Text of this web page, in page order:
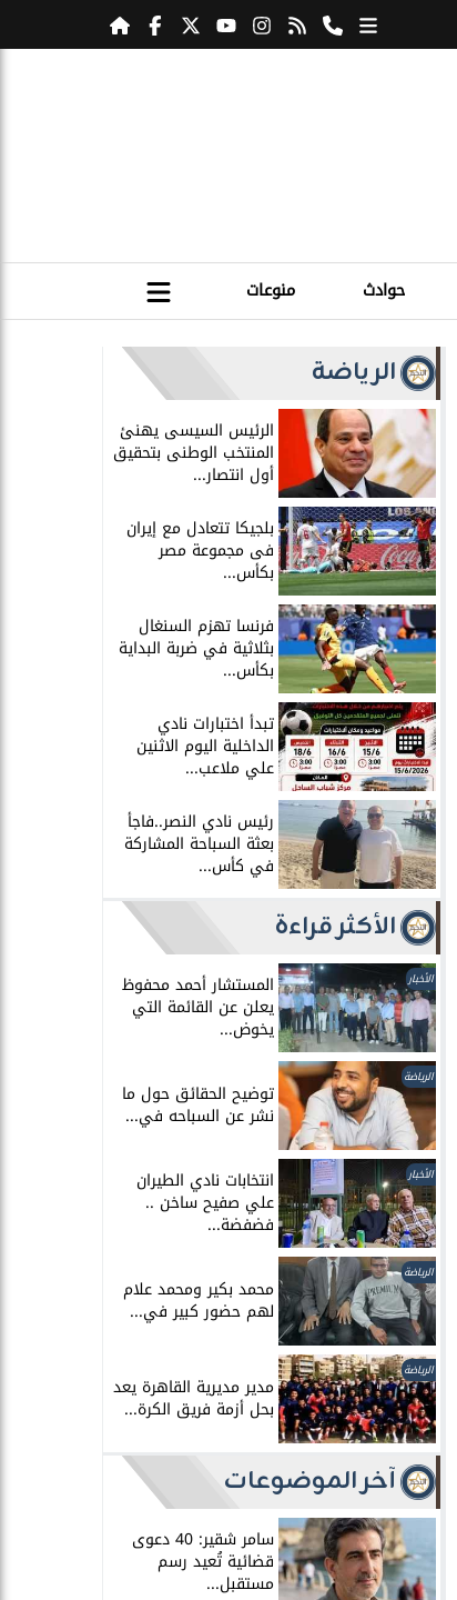
حوادث منوعات
الرياضة
الرئيس السيسى يهنئ
المنتخب الوطنى بتحقيق
أول انتصار...
بلجيكا تتعادل مع إيران
فى مجموعة مصر
بكأس...
فرنسا تهزم السنغال
بثلاثية في ضربة البداية
بكأس...
تبدأ اختبارات نادي
الداخلية اليوم الاثنين
علي ملاعب...
رئيس نادي النصر..فاجأ
بعثة السباحة المشاركة
في كأس...
الأكثر قراءة
الأخبار المستشار أحمد محفوظ
يعلن عن القائمة التي
يخوض...
الرياضة
توضيح الحقائق حول ما
نشر عن السباحه في...
الأخبار انتخابات نادي الطيران
علي صفيح ساخن ..
فضفضة...
الرياضة
محمد بكير ومحمد علام
لهم حضور كبير في...
الرياضة
مدير مديرية القاهرة يعد
بحل أزمة فريق الكرة...
آخر الموضوعات
سامر شقير: 40 دعوى
قضائية تُعيد رسم
مستقبل...